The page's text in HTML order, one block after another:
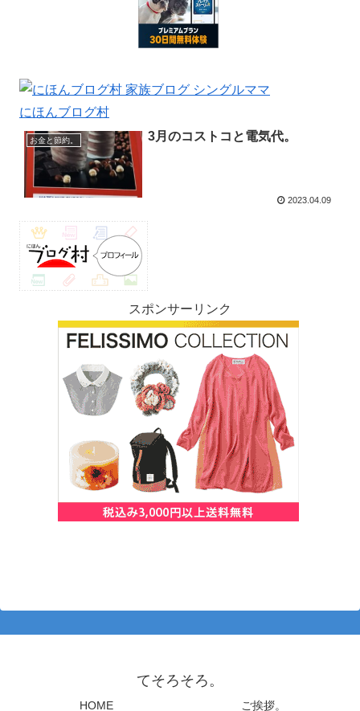
にほんブログ村
お金と節約。 3月のコストコと電気代。
2023.04.09
スポンサーリンク
てそろそろ。
HOME ご挨拶。